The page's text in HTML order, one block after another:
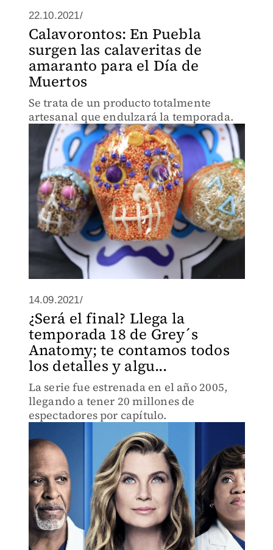
22.10.2021/
Calavorontos: En Puebla
surgen las calaveritas de
amaranto para el Día de
Muertos
Se trata de un producto totalmente
artesanal que endulzará la temporada.
14.09.2021/
¿Será el final? Llega la
temporada 18 de Grey´s
Anatomy; te contamos todos
los detalles y algu...
La serie fue estrenada en el año 2005,
llegando a tener 20 millones de
espectadores por capítulo.